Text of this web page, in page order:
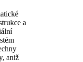
a
aniž